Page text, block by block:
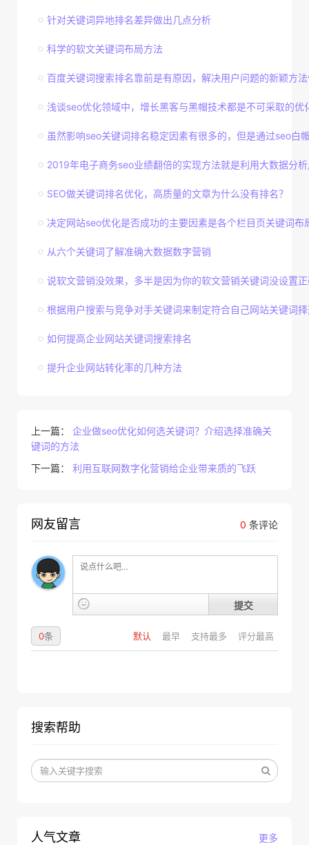
针对关键词异地排名差异做出几点分析
科学的软文关键词布局方法
百度关键词搜索排名靠前是有原因，解决用户问题的新颖方
浅谈seo优化领域中，增长黑客与黑帽技术都是不可采取的优
虽然影响seo关键词排名稳定因素有很多的，但是通过seo白
2019年电子商务seo业绩翻倍的实现方法就是利用大数据分
SEO做关键词排名优化，高质量的文章为什么没有排名？
决定网站seo优化是否成功的主要因素是各个栏目页关键词布
从六个关键词了解准确大数据数字营销
说软文营销没效果，多半是因为你的软文营销关键词没设置
根据用户搜索与竞争对手关键词来制定符合自己网站关键词
如何提高企业网站关键词搜索排名
提升企业网站转化率的几种方法
上一篇： 企业做seo优化如何选关键词？介绍选择准确关
键词的方法
下一篇： 利用互联网数字化营销给企业带来质的飞跃
0 条评论
网友留言
提交
默认 最早 支持最多 评分最高
0条
搜索帮助
更多
人气文章